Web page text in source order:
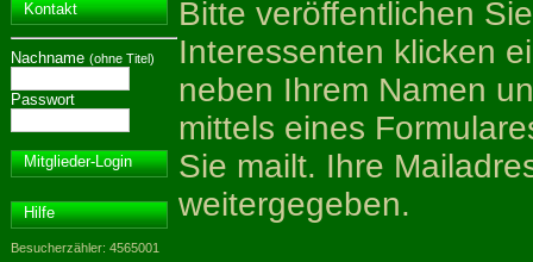
Kontakt
Nachname (ohne Titel)
Passwort
Mitglieder-Login
Hilfe
Besucherzähler: 4565001
Bitte veröffentlichen
Interessenten klicken
neben Ihrem Namen
mittels eines
Sie mailt. Ihre
weitergegeben.